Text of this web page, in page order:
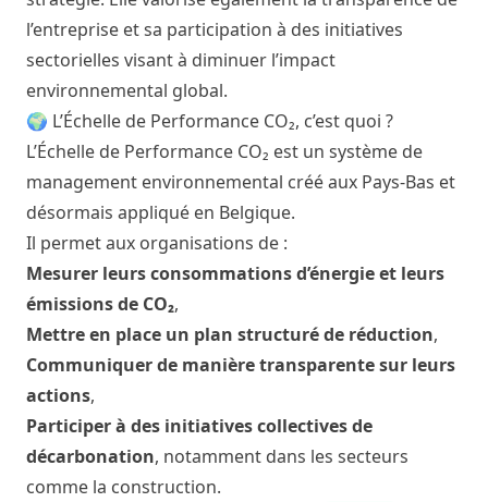
l’entreprise et sa participation à des initiatives
sectorielles visant à diminuer l’impact
environnemental global.
🌍 L’Échelle de Performance CO₂, c’est quoi ?
L’Échelle de Performance CO₂ est un système de
management environnemental créé aux Pays-Bas et
désormais appliqué en Belgique.
Il permet aux organisations de :
Mesurer leurs consommations d’énergie et leurs
émissions de CO₂,
Mettre en place un plan structuré de réduction,
Communiquer de manière transparente sur leurs
actions,
Participer à des initiatives collectives de
décarbonation, notamment dans les secteurs
comme la construction.